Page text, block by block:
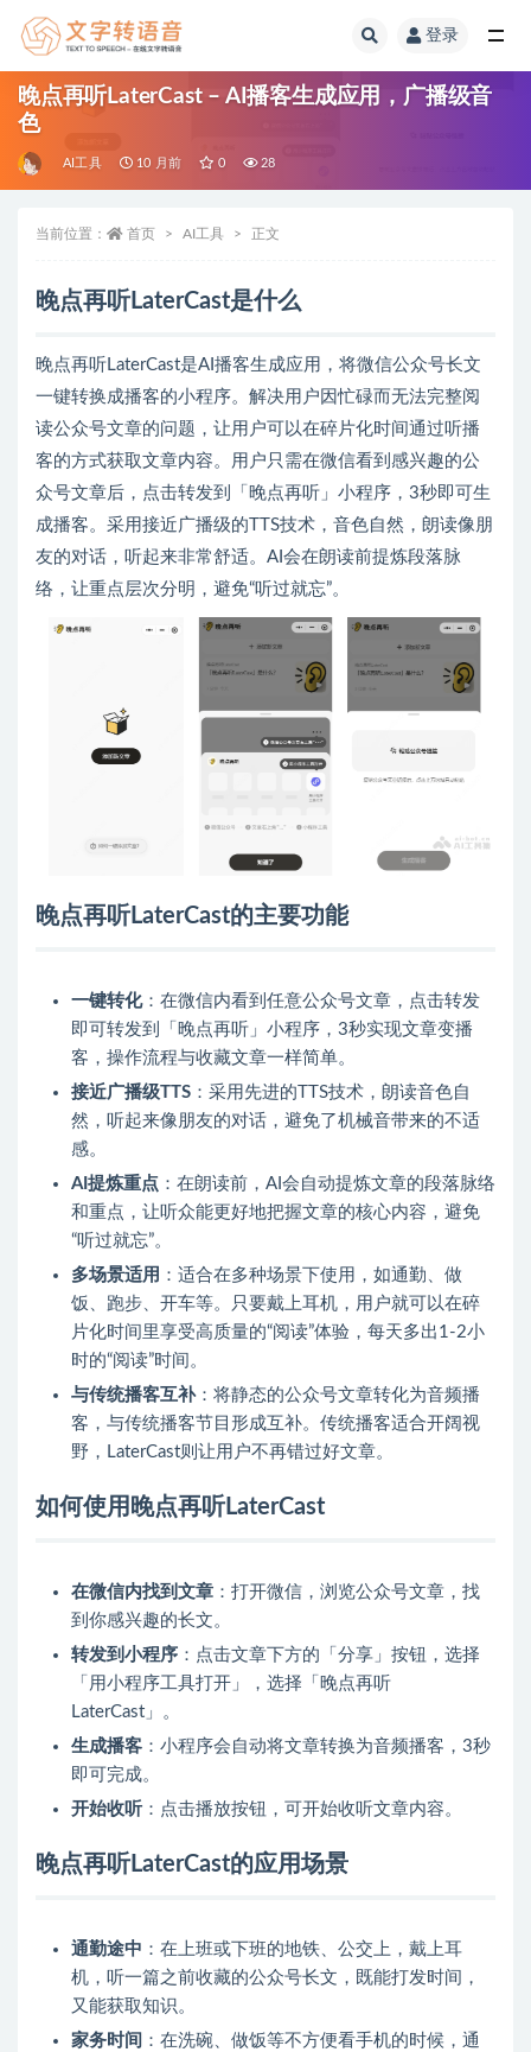
登录
晚点再听LaterCast – AI播客生成应用，广播级音
色
AI工具 10 月前 0 28
当前位置： 首页 AI工具 正文
晚点再听LaterCast是什么
晚点再听LaterCast是AI播客生成应用，将微信公众号长文
一键转换成播客的小程序。解决用户因忙碌而无法完整阅
读公众号文章的问题，让用户可以在碎片化时间通过听播
客的方式获取文章内容。用户只需在微信看到感兴趣的公
众号文章后，点击转发到「晚点再听」小程序，3秒即可生
成播客。采用接近广播级的TTS技术，音色自然，朗读像朋
友的对话，听起来非常舒适。AI会在朗读前提炼段落脉
络，让重点层次分明，避免“听过就忘”。
晚点再听LaterCast的主要功能
一键转化：在微信内看到任意公众号文章，点击转发
即可转发到「晚点再听」小程序，3秒实现文章变播
客，操作流程与收藏文章一样简单。
接近广播级TTS ：采用先进的TTS技术，朗读音色自
然，听起来像朋友的对话，避免了机械音带来的不适
感。
AI提炼重点 ：在朗读前，AI会自动提炼文章的段落脉络
和重点，让听众能更好地把握文章的核心内容，避免
“听过就忘”。
多场景适用 ：适合在多种场景下使用，如通勤、做
饭、跑步、开车等。只要戴上耳机，用户就可以在碎
片化时间里享受高质量的“阅读”体验，每天多出1-2小
时的“阅读”时间。
与传统播客互补：将静态的公众号文章转化为音频播
客，与传统播客节目形成互补。传统播客适合开阔视
野，LaterCast则让用户不再错过好文章。
如何使用晚点再听LaterCast
在微信内找到文章 ：打开微信，浏览公众号文章，找
到你感兴趣的长文。
转发到小程序 ：点击文章下方的「分享」按钮，选择
「用小程序工具打开」，选择「晚点再听
LaterCast」。
生成播客 ：小程序会自动将文章转换为音频播客，3秒
即可完成。
开始收听 ：点击播放按钮，可开始收听文章内容。
晚点再听LaterCast的应用场景
通勤途中 ：在上班或下班的地铁、公交上，戴上耳
机，听一篇之前收藏的公众号长文，既能打发时间，
又能获取知识。
家务时间
：在洗碗、做饭等不方便看手机的时候，通